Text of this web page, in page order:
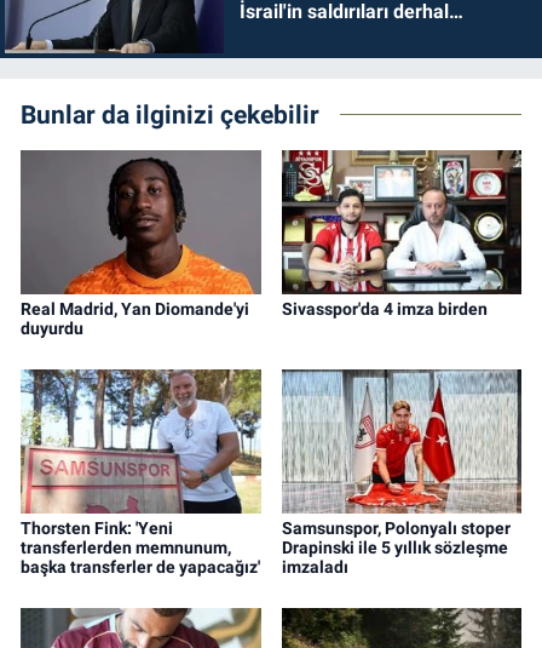
İsrail'in saldırıları derhal
Bunlar da ilginizi çekebilir
Real Madrid, Yan Diomande'yi
duyurdu
Sivasspor'da 4 imza birden
Thorsten Fink: 'Yeni
transferlerden memnunum,
başka transferler de yapacağız'
Samsunspor, Polonyalı stoper
Drapinski ile 5 yıllık sözleşme
imzaladı